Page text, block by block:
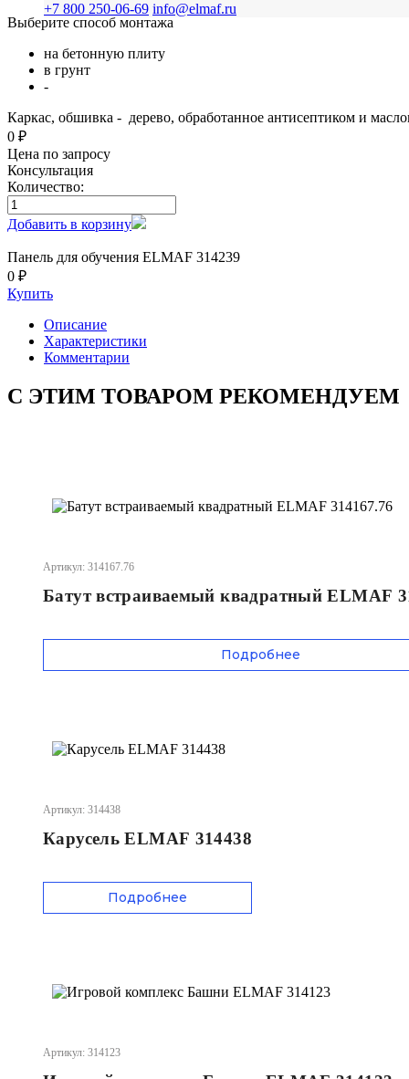
+7 800 250-06-69 info@elmaf.ru
Выберите способ монтажа
на бетонную плиту
в грунт
-
Каркас, обшивка - дерево, обработанное антисептиком и
0 ₽
Цена по запросу
Консультация
Количество:
Добавить в корзину
Панель для обучения ELMAF 314239
0 ₽
Купить
Описание
Характеристики
Комментарии
С ЭТИМ ТОВАРОМ РЕКОМЕНДУЕМ
Артикул: 314167.76
Батут встраиваемый квадратный ELMAF
Подробнее
Артикул: 314438
Карусель ELMAF 314438
Подробнее
Артикул: 314123